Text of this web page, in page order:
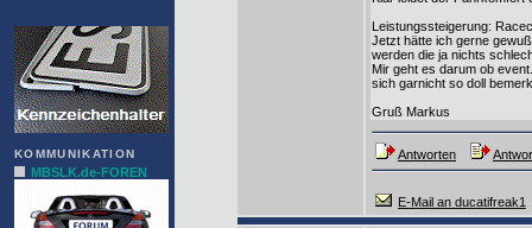
KOMMUNIKATION
MBSLK.de-FOREN
Leistungssteigerung:
Jetzt hätte ich gerne
werden die ja nichts
Mir geht es darum ob
sich garnicht so doll
Gruß Markus
Antworten
E-Mail an ducatifreak1